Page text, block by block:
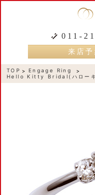
011-
来店
TOP
Engage Ring
Hello Kitty Bridal(ハローキ